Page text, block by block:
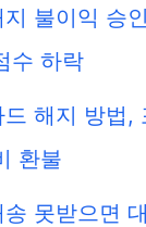
불이익 승
수 하락
해지 방법,
환불
못받으면